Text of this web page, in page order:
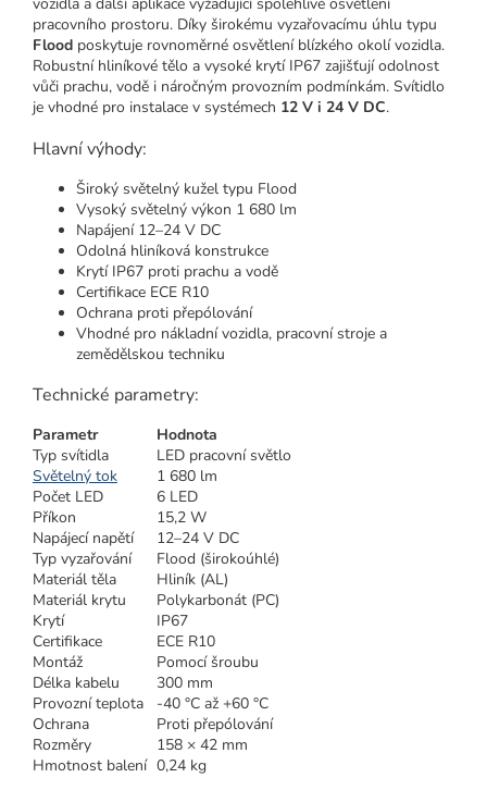
pracovního prostoru. Díky širokému vyzařovacímu úhlu typu
Flood poskytuje rovnoměrné osvětlení blízkého okolí vozidla.
Robustní hliníkové tělo a vysoké krytí IP67 zajišťují odolnost
vůči prachu, vodě i náročným provozním podmínkám. Svítidlo
je vhodné pro instalace v systémech 12 V i 24 V DC.
Hlavní výhody:
Široký světelný kužel typu Flood
Vysoký světelný výkon 1 680 lm
Napájení 12–24 V DC
Odolná hliníková konstrukce
Krytí IP67 proti prachu a vodě
Certifikace ECE R10
Ochrana proti přepólování
Vhodné pro nákladní vozidla, pracovní stroje a
zemědělskou techniku
Technické parametry:
Parametr
Hodnota
Typ svítidla
LED pracovní světlo
Světelný tok
1 680 lm
Počet LED
6 LED
Příkon
15,2 W
Napájecí napětí
12–24 V DC
Typ vyzařování
Flood (širokoúhlé)
Materiál těla
Hliník (AL)
Materiál krytu
Polykarbonát (PC)
Krytí
IP67
Certifikace
ECE R10
Montáž
Pomocí šroubu
Délka kabelu
300 mm
Provozní teplota
-40 °C až +60 °C
Ochrana
Proti přepólování
Rozměry
158 × 42 mm
Hmotnost balení 0,24 kg